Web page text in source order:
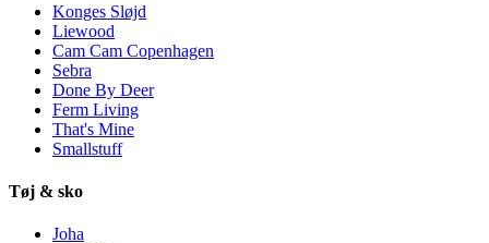
Konges Sløjd
Liewood
Cam Cam Copenhagen
Sebra
Done By Deer
Ferm Living
That's Mine
Smallstuff
Tøj & sko
Joha